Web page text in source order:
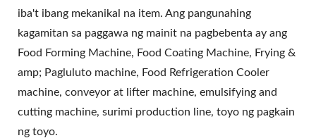
iba't ibang mekanikal na item. Ang pangunahing
kagamitan sa paggawa ng mainit na pagbebenta ay ang
Food Forming Machine, Food Coating Machine, Frying &
amp; Pagluluto machine, Food Refrigeration Cooler
machine, conveyor at lifter machine, emulsifying and
cutting machine, surimi production line, toyo ng pagkain
ng toyo.